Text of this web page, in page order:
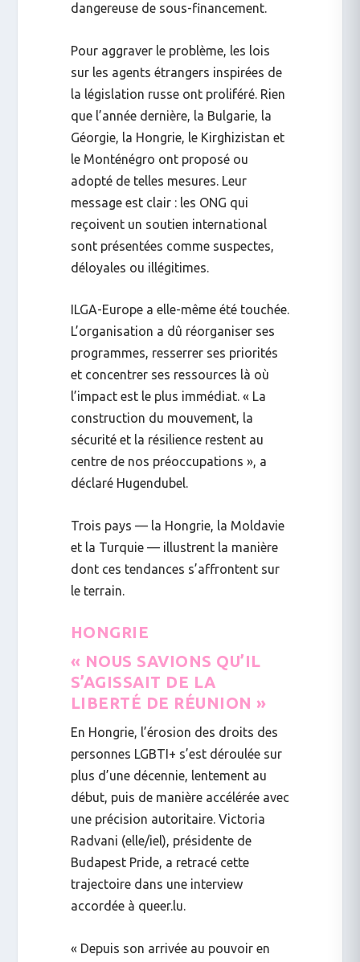
dangereuse de sous-financement.
Pour aggraver le problème, les lois
sur les agents étrangers inspirées de
la législation russe ont proliféré. Rien
que l’année dernière, la Bulgarie, la
Géorgie, la Hongrie, le Kirghizistan et
le Monténégro ont proposé ou
adopté de telles mesures. Leur
message est clair : les ONG qui
reçoivent un soutien international
sont présentées comme suspectes,
déloyales ou illégitimes.
ILGA-Europe a elle-même été touchée.
L’organisation a dû réorganiser ses
programmes, resserrer ses priorités
et concentrer ses ressources là où
l’impact est le plus immédiat. « La
construction du mouvement, la
sécurité et la résilience restent au
centre de nos préoccupations », a
déclaré Hugendubel.
Trois pays — la Hongrie, la Moldavie
et la Turquie— illustrent la manière
dont ces tendances s’affrontent sur
le terrain.
HONGRIE
« NOUS SAVIONS QU’IL
S’AGISSAIT DE LA
LIBERTÉ DE RÉUNION »
En Hongrie, l’érosion des droits des
personnes LGBTI+ s’est déroulée sur
plus d’une décennie, lentement au
début, puis de manière accélérée avec
une précision autoritaire. Victoria
Radvani (elle/iel), présidente de
Budapest Pride, a retracé cette
trajectoire dans une interview
accordée à queer.lu.
« Depuis son arrivée au pouvoir en